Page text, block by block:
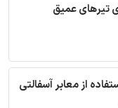
تیرهای عمیق
از معابر آسفالتی